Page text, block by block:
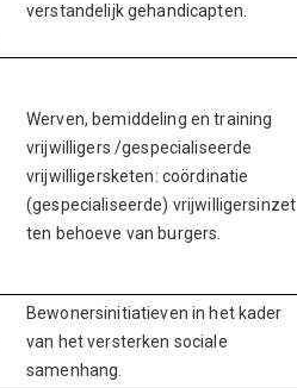
verstandelijk gehandicapten.
Werven, bemiddeling en training
vrijwilligers /gespecialiseerde
vrijwilligersketen: coördinatie
(gespecialiseerde) vrijwilligersinzet
ten behoeve van burgers.
Bewonersinitiatieven in het kader
van het versterken sociale
samenhang.